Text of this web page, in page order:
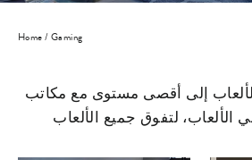
Home/Gaming
إلى أقصى مستوى مع مكاتب